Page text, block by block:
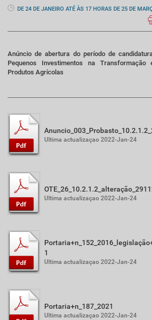
DE 24 DE JANEIRO ATÉ ÀS 17 HORAS DE 25 DE
Anúncio de abertura do período de
Pequenos Investimentos na Transformação
Produtos Agrícolas
Ultima actualizaçao 2022-Jan-24
Ultima actualizaçao 2022-Jan-24
1
Ultima actualizaçao 2022-Jan-24
Portaria+n_187_2021
Ultima actualizaçao 2022-Jan-24